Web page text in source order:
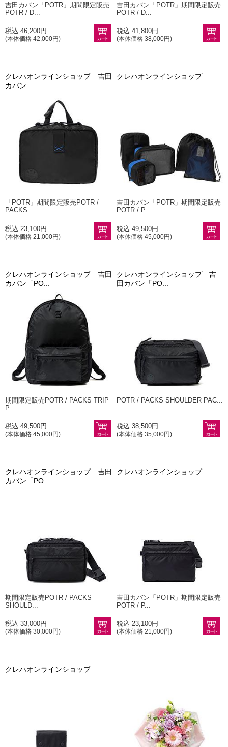
吉田カバン「POTR」期間限定販売
POTR / D...
税込 46,200円
(本体価格 42,000円)
吉田カバン「POTR」期間限定販売
POTR / D...
税込 41,800円
(本体価格 38,000円)
クレハオンラインショップ 吉田
カバン
「POTR」期間限定販売POTR /
PACKS ...
税込 23,100円
(本体価格 21,000円)
クレハオンラインショップ
吉田カバン「POTR」期間限定販売
POTR / P...
税込 49,500円
(本体価格 45,000円)
クレハオンラインショップ 吉田
カバン「PO...
期間限定販売POTR / PACKS TRIP
P...
税込 49,500円
(本体価格 45,000円)
クレハオンラインショップ 吉
田カバン「PO...
POTR / PACKS SHOULDER PAC...
税込 38,500円
(本体価格 35,000円)
クレハオンラインショップ 吉田
カバン「PO...
期間限定販売POTR / PACKS
SHOULD...
税込 33,000円
(本体価格 30,000円)
クレハオンラインショップ
吉田カバン「POTR」期間限定販売
POTR / P...
税込 23,100円
(本体価格 21,000円)
クレハオンラインショップ